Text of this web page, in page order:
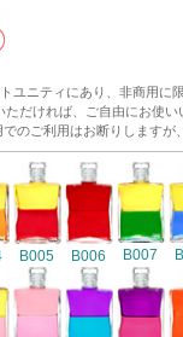
ユニティにあり、非商用
だければ、ご自由にお使い
のご利用はお断りします
B005 B006 B007